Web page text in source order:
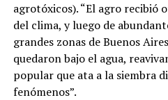
agrotóxicos). “El agro
del clima, y luego de
grandes zonas de Buenos
quedaron bajo el agua,
popular que ata a la siembra
fenómenos”.